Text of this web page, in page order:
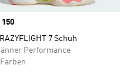
7 Schuh
Performance